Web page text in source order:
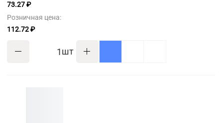
73.27 ₽
Розничная цена:
112.72 ₽
шт